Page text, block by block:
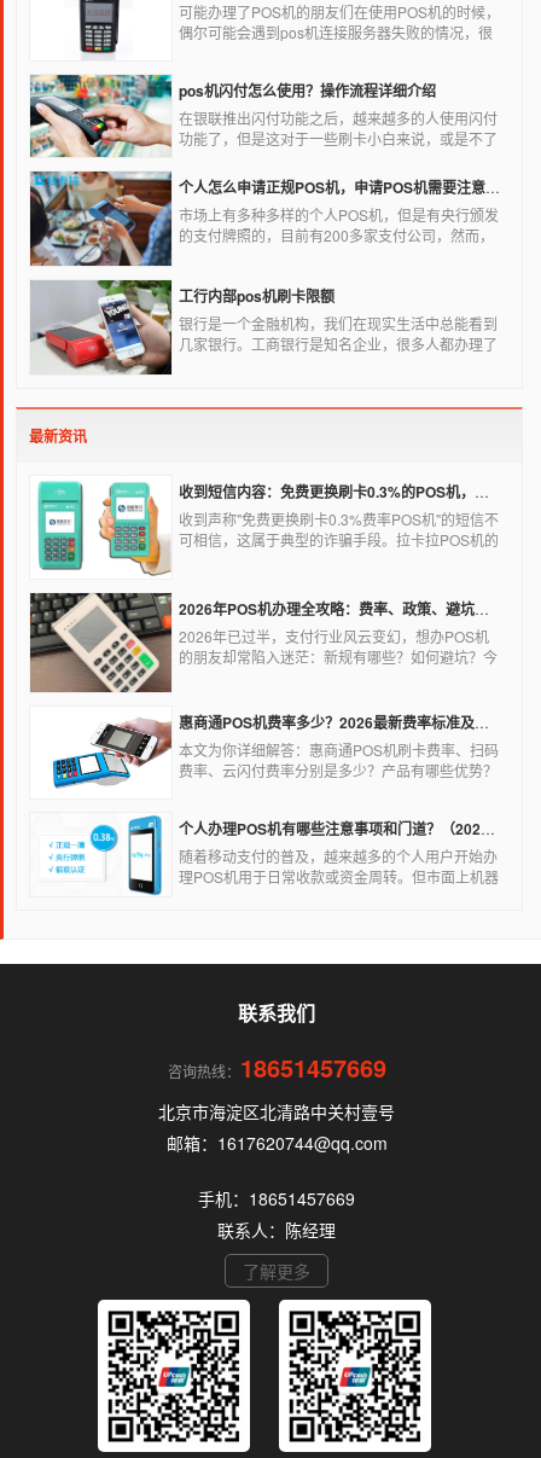
可能办理了POS机的朋友们在使用POS机的时候，
偶尔可能会遇到pos机连接服务器失败的情况，很
失败是什么原因导致的？以及出现这种情况又该如
何解决。
pos机闪付怎么使用？操作流程详细介绍
在银联推出闪付功能之后，越来越多的人使用闪付
功能了，但是这对于一些刷卡小白来说，或是不了
闪付功能，因此，针对这种情况，下面小编就来给
大家讲一讲POS机闪付怎么挥卡操作交易。
个人怎么申请正规POS机，申请POS机需要注意什么？
市场上有多种多样的个人POS机，但是有央行颁发
的支付牌照的，目前有200多家支付公司，然而，
就很危险了，资金不到账、被盗刷的可能性大大增
加。
工行内部pos机刷卡限额
银行是一个金融机构，我们在现实生活中总能看到
几家银行。工商银行是知名企业，很多人都办理了
最新资讯
收到短信内容：免费更换刷卡0.3%的POS机，可以相信吗？
收到声称"免费更换刷卡0.3%费率POS机"的短信不
可相信，这属于典型的诈骗手段。拉卡拉POS机的
险。以下结合权威信息分析原因及应对建议： 2026年POS机办理全攻略：费率、政策、避坑一篇讲清
2026年已过半，支付行业风云变幻，想办POS机
的朋友却常陷入迷茫：新规有哪些？如何避坑？今
使用！
惠商通POS机费率多少？2026最新费率标准及办理全攻略
本文为你详细解答：惠商通POS机刷卡费率、扫码
费率、云闪付费率分别是多少？产品有哪些优势？
个人办理POS机有哪些注意事项和门道？（2026最新避坑指南）
随着移动支付的普及，越来越多的个人用户开始办
理POS机用于日常收款或资金周转。但市面上机器
POS机。
联系我们
咨询热线： 18651457669
北京市海淀区北清路中关村壹号
邮箱：1617620744@qq.com
手机：18651457669
联系人：陈经理
了解更多